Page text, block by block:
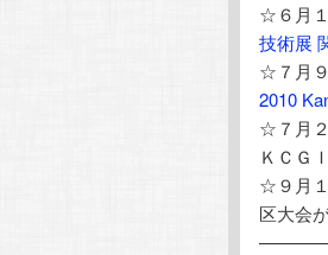
☆６月
技術展
☆７月
2010
☆７月
ＫＣＧ
☆９月
区大会